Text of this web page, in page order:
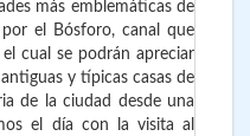
más emblemáticas de
el Bósforo, canal que
cual se podrán apreciar
y típicas casas de
de la ciudad desde una
el día con la visita al